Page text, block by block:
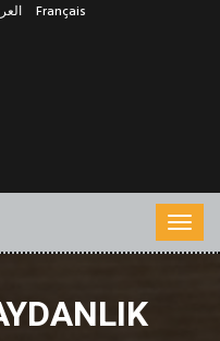
Français